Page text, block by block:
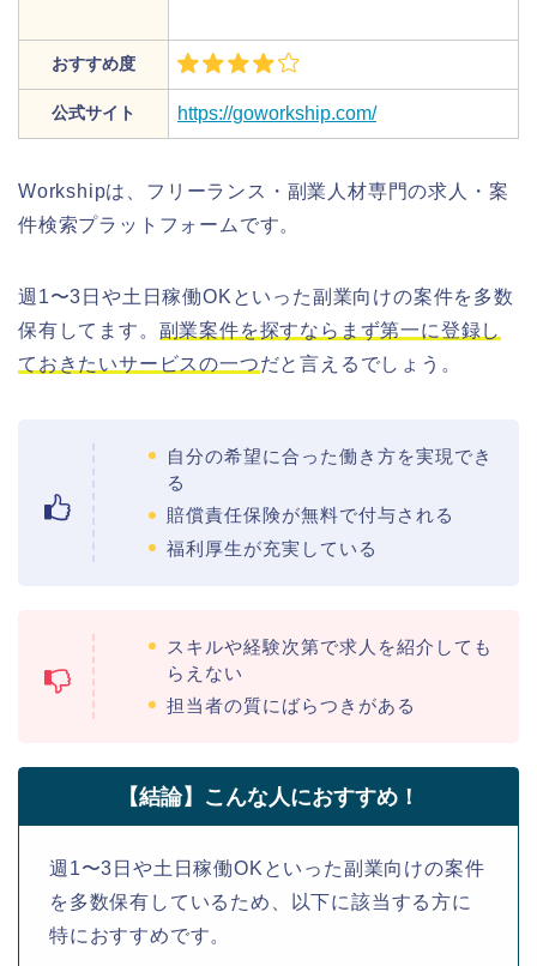
おすすめ度
公式サイト https://goworkship.com/
Workshipは、フリーランス・副業人材専門の求人・案
件検索プラットフォームです。
週1〜3日や土日稼働OKといった副業向けの案件を多数
保有してます。 副業案件を探すならまず第一に登録し
ておきたいサービスの一つだと言えるでしょう。
自分の希望に合った働き方を実現でき
る
賠償責任保険が無料で付与される
福利厚生が充実している
スキルや経験次第で求人を紹介しても
らえない
担当者の質にばらつきがある
【結論】こんな人におすすめ！
週1〜3日や土日稼働OKといった副業向けの案件
を多数保有しているため、以下に該当する方に
特におすすめです。